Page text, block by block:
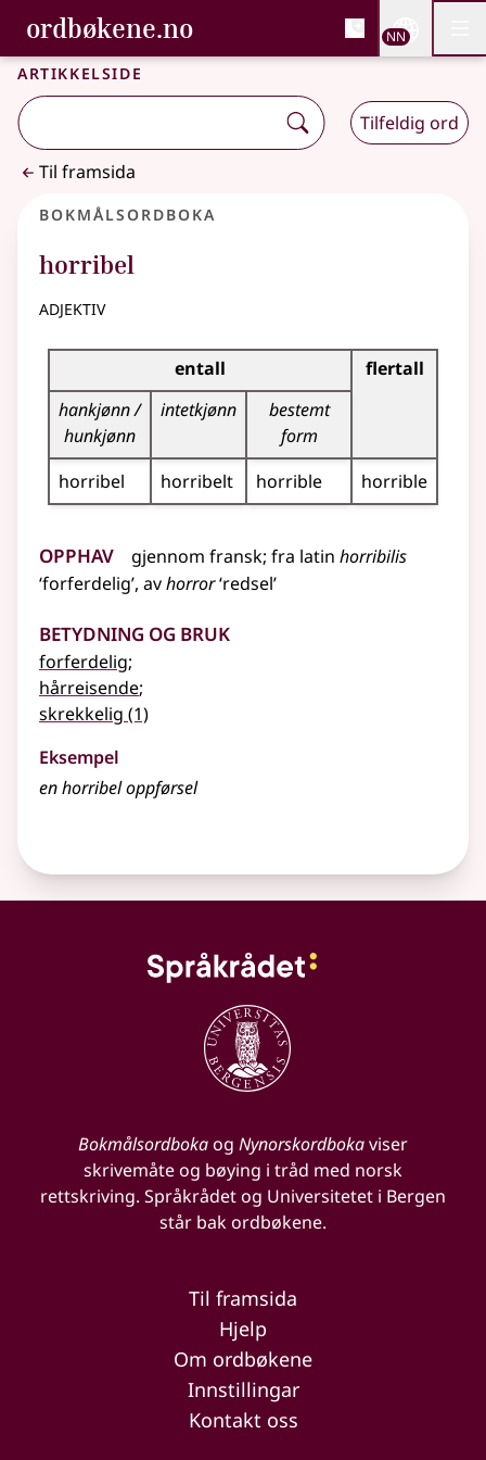
Gå til hovudinnhald
Tilgjenge
ordbøkene.no, Bokmålsordboka og
Bokmålsordboka og Nynorskordboka
NN
Artikkelside
Tilfeldig ord
Til framsida
Bokmålsordboka
horribel
adjektiv
Bøyingstabell for dette adjektivet
entall
flertall
hankjønn /
hunkjønn
intetkjønn
bestemt
form
horribel
horribelt horrible horrible
Opphav gjennom fransk; fra latin horribilis
‘forferdelig’, avhorror‘redsel’
Betydning og bruk
forferdelig;
hårreisende;
skrekkelig (1)
Eksempel
en horribel oppførsel
Bokmålsordbokaog Nynorskordbokaviser
skrivemåte og bøying i tråd med norsk
rettskriving. Språkrådet og Universitetet i Bergen
står bak ordbøkene.
Til framsida
Hjelp
Om ordbøkene
Innstillingar
Kontakt oss